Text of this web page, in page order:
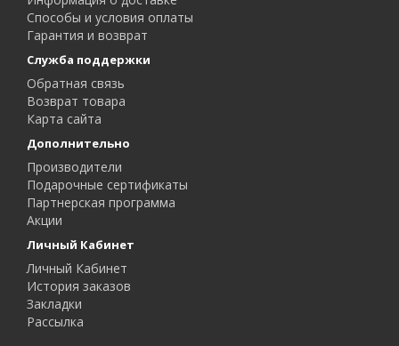
Способы и условия оплаты
Гарантия и возврат
Служба поддержки
Обратная связь
Возврат товара
Карта сайта
Дополнительно
Производители
Подарочные сертификаты
Партнерская программа
Акции
Личный Кабинет
Личный Кабинет
История заказов
Закладки
Рассылка